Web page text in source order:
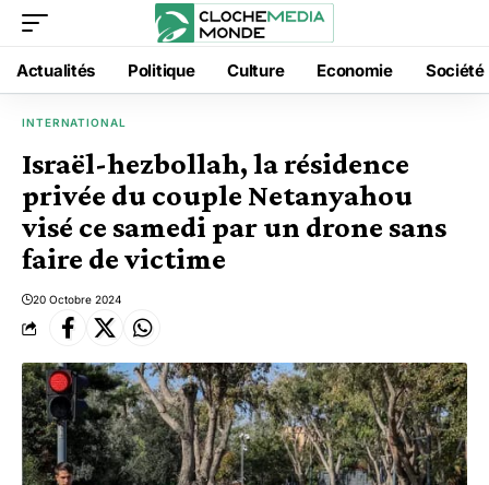
Actualités Politique Culture Economie Société
INTERNATIONAL
Israël-hezbollah, la résidence
privée du couple Netanyahou
visé ce samedi par un drone sans
faire de victime
20 Octobre 2024